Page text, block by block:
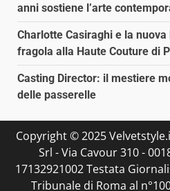
anni sostiene l’arte
Charlotte Casiraghi e la
fragola alla Haute Couture di
Casting Director: il mestiere
delle passerelle
Copyright © 2025
Srl - Via Cavour 310 -
17132921002 Testata
Tribunale di Roma al